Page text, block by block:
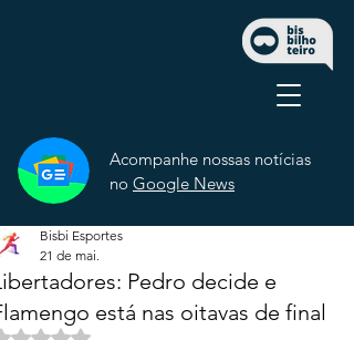
Acompanhe nossas notícias
no Google News
Pedro decide e
está nas oitavas de final
Bisbi Esportes
21 de mai.
Avaliado com NaN de 5 estrelas.